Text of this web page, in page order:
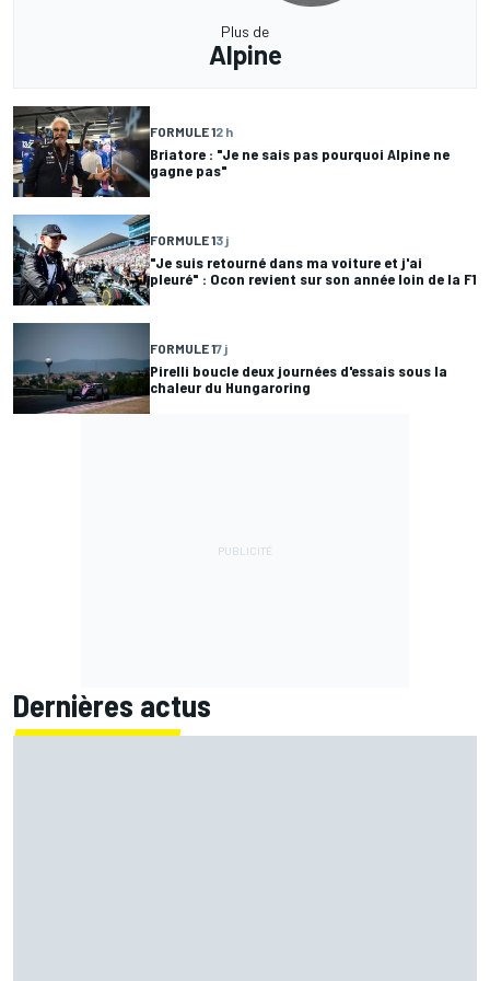
Plus de
Alpine
FORMULE 12 h
Briatore : "Je ne sais pas pourquoi Alpine ne
gagne pas"
FORMULE 13 j
"Je suis retourné dans ma voiture et j'ai
pleuré" : Ocon revient sur son année loin de la F1
FORMULE 17 j
Pirelli boucle deux journées d'essais sous la
chaleur du Hungaroring
Dernières actus